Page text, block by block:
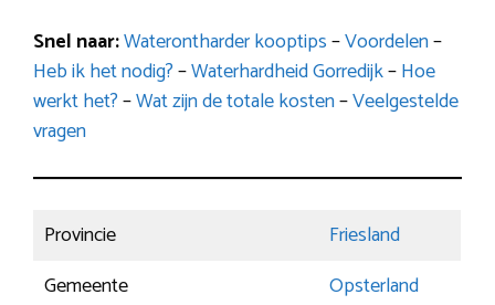
Snel naar:Waterontharder kooptips–Voordelen–
Heb ik het nodig?–Waterhardheid Gorredijk–Hoe
werkt het?–Wat zijn de totale kosten–Veelgestelde
vragen
Provincie
Friesland
Gemeente
Opsterland